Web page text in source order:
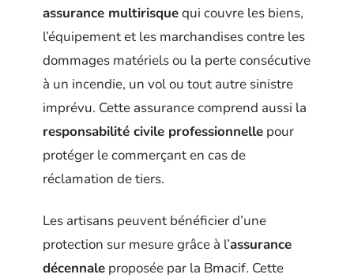
assurance multirisquequi couvre les biens,
l’équipement et les marchandises contre les
dommages matériels ou la perte consécutive
à un incendie, un vol ou tout autre sinistre
imprévu. Cette assurance comprend aussi la
responsabilité civile professionnelle pour
protéger le commerçant en cas de
réclamation de tiers.
Les artisans peuvent bénéficier d’une
protection sur mesure grâce à l’assurance
décennale proposée par la Bmacif. Cette